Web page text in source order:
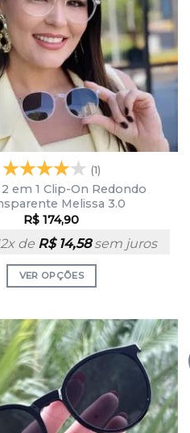
(1)
em 1 Clip-On Redondo
Melissa 3.0
R$ 174,90
de R$14,58sem juros
VER OPÇÕES